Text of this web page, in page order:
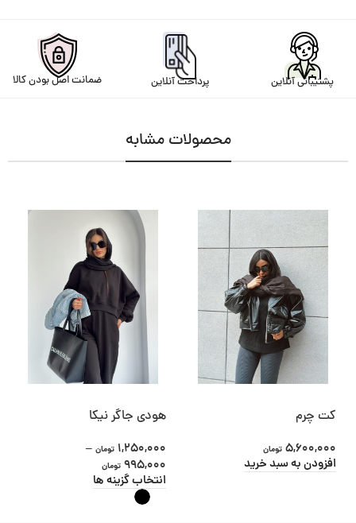
پشتیبانی آنلاین پرداخت آنلاین ضمانت اصل بودن کالا
محصولات مشابه
کت چرم
5,600,000 تومان
افزودن به سبد خرید
هودی جاگر نیکا
1,250,000 تومان –
995,000 تومان
انتخاب گزینه ها